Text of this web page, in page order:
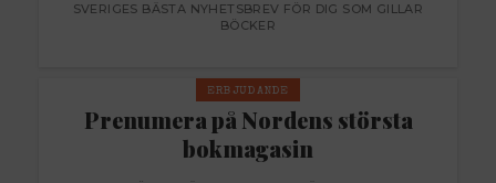
SVERIGES BÄSTA NYHETSBREV FÖR DIG SOM GILLAR
BÖCKER
ERBJUDANDE
Prenumera på Nordens största
bokmagasin